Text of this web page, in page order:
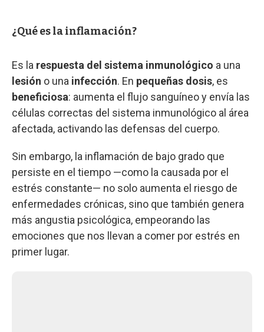
¿Qué es la inflamación?
Es la respuesta del sistema inmunológico a una
lesión o una infección. En pequeñas dosis, es
beneficiosa: aumenta el flujo sanguíneo y envía las
células correctas del sistema inmunológico al área
afectada, activando las defensas del cuerpo.
Sin embargo, la inflamación de bajo grado que
persiste en el tiempo —como la causada por el
estrés constante— no solo aumenta el riesgo de
enfermedades crónicas, sino que también genera
más angustia psicológica, empeorando las
emociones que nos llevan a comer por estrés en
primer lugar.